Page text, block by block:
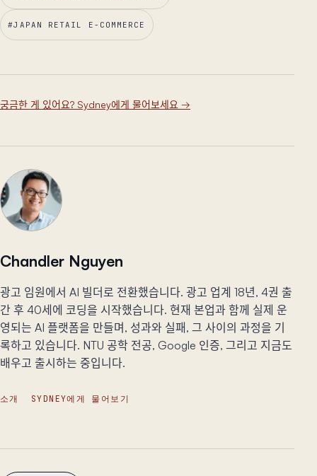
#JAPAN RETAIL E-COMMERCE
궁금한 게 있어요? Sydney에게 물어보세요 →
Chandler Nguyen
광고 임원에서 AI 빌더로 전환했습니다. 광고 업계 18년, 4권 출
간 후 40세에 코딩을 시작했습니다. 현재 본업과 함께 실제 운
영되는 AI 플랫폼을 만들며, 성과와 실패, 그 사이의 과정을 기
록하고 있습니다. NTU 공학 전공, Google 인증, 그리고 지금도
배우고 출시하는 중입니다.
소개 SYDNEY에게 물어보기